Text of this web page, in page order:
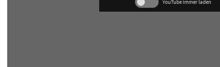
YouTube immer laden